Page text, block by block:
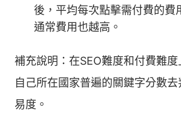
後，平均每次點擊需付費的費
通常費用也越高。
補充說明：在SEO難度和付費難
自己所在國家普遍的關鍵字分數
易度。